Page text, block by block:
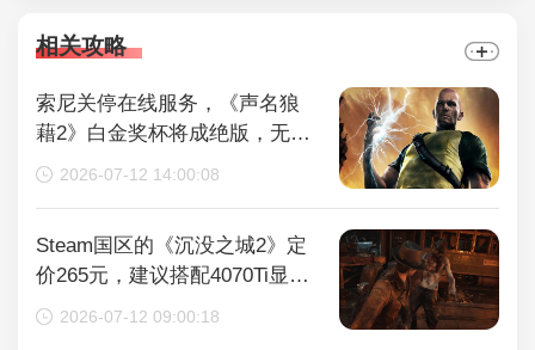
相关攻略
索尼关停在线服务，《声名狼
藉2》白金奖杯将成绝版，无法
再获取
2026-07-12 14:00:08
Steam国区的《沉没之城2》定
价265元，建议搭配4070Ti显卡
以获得较好体验
2026-07-12 09:00:18